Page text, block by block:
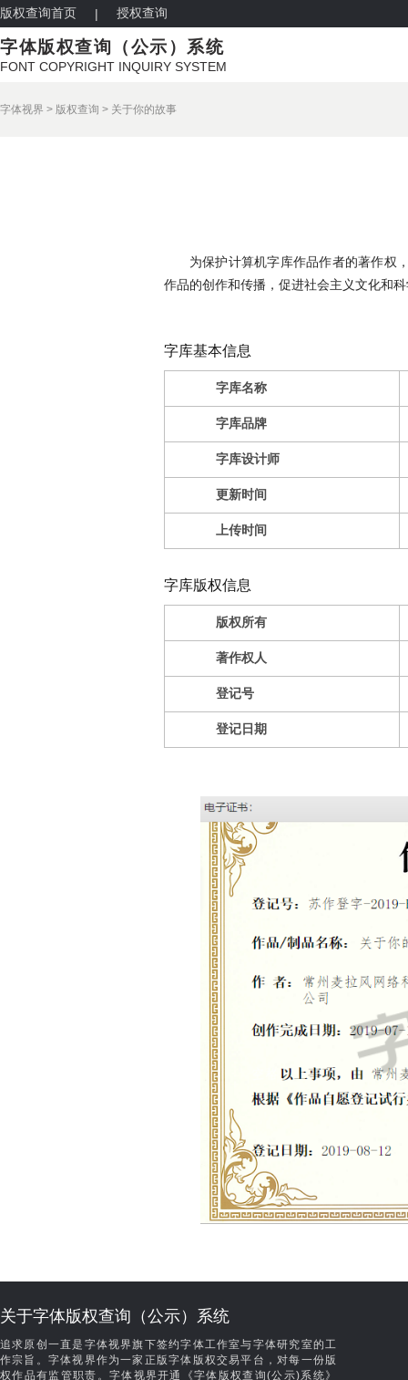
版权查询首页 | 授权查询
字体版权查询（公示）系统
FONT COPYRIGHT INQUIRY SYSTEM
字体视界 > 版权查询 > 关于你的故事
为保护计算机字库作品作者的著作权
作品的创作和传播，促进社会主义文化和
字库基本信息
字库名称
字库品牌
字库设计师
更新时间
上传时间
字库版权信息
版权所有
著作权人
登记号
登记日期
关于字体版权查询（公示）系统
追求原创一直是字体视界旗下签约字体工作室与字体研究室的工
作宗旨。字体视界作为一家正版字体版权交易平台，对每一份版
权作品有监管职责。字体视界开通《字体版权查询(公示)系统》